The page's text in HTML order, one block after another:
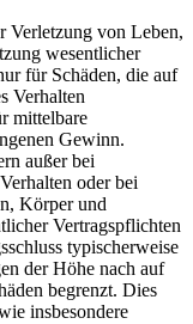
Verletzung von Leben,
wesentlicher
für Schäden, die auf
Verhalten
mittelbare
Gewinn.
außer bei
oder bei
Körper und
Vertragspflichten
typischerweise
der Höhe nach auf
begrenzt. Dies
insbesondere